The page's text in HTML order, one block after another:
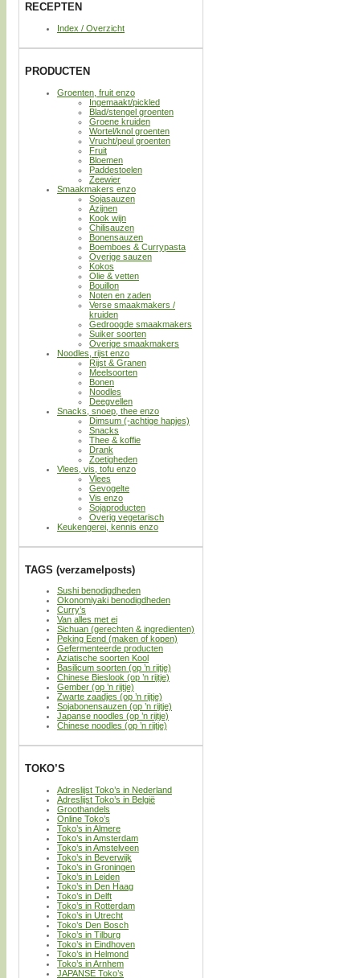
RECEPTEN
Index / Overzicht
PRODUCTEN
Groenten, fruit enzo
Ingemaakt/pickled
Blad/stengel groenten
Groene kruiden
Wortel/knol groenten
Vrucht/peul groenten
Fruit
Bloemen
Paddestoelen
Zeewier
Smaakmakers enzo
Sojasauzen
Azijnen
Kook wijn
Chilisauzen
Bonensauzen
Boemboes & Currypasta
Overige sauzen
Kokos
Olie & vetten
Bouillon
Noten en zaden
Verse smaakmakers /
kruiden
Gedroogde smaakmakers
Suiker soorten
Overige smaakmakers
Noodles, rijst enzo
Rijst & Granen
Meelsoorten
Bonen
Noodles
Deegvellen
Snacks, snoep, thee enzo
Dimsum (-achtige hapjes)
Snacks
Thee & koffie
Drank
Zoetigheden
Vlees, vis, tofu enzo
Vlees
Gevogelte
Vis enzo
Sojaproducten
Overig vegetarisch
Keukengerei, kennis enzo
TAGS (verzamelposts)
Sushi benodigdheden
Okonomiyaki benodigdheden
Curry’s
Van alles met ei
Sichuan (gerechten & ingredienten)
Peking Eend (maken of kopen)
Gefermenteerde producten
Aziatische soorten Kool
Basilicum soorten (op ’n rijtje)
Chinese Bieslook (op ’n rijtje)
Gember (op ’n rijtje)
Zwarte zaadjes (op ’n rijtje)
Sojabonensauzen (op ’n rijtje)
Japanse noodles (op ’n rijtje)
Chinese noodles (op ’n rijtje)
TOKO’S
Adreslijst Toko’s in Nederland
Adreslijst Toko’s in België
Groothandels
Online Toko’s
Toko’s in Almere
Toko’s in Amsterdam
Toko’s in Amstelveen
Toko’s in Beverwijk
Toko’s in Groningen
Toko’s in Leiden
Toko’s in Den Haag
Toko’s in Delft
Toko’s in Rotterdam
Toko’s in Utrecht
Toko’s Den Bosch
Toko’s in Tilburg
Toko’s in Eindhoven
Toko’s in Helmond
Toko’s in Arnhem
JAPANSE Toko’s